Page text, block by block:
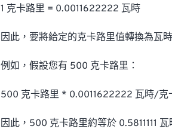
1 克卡路里 = 0.0011622222 瓦時
因此，要將給定的克卡路里值轉換為瓦
例如，假設您有 500 克卡路里：
500 克卡路里 * 0.0011622222 瓦時/克
因此，500 克卡路里約等於 0.5811111 瓦